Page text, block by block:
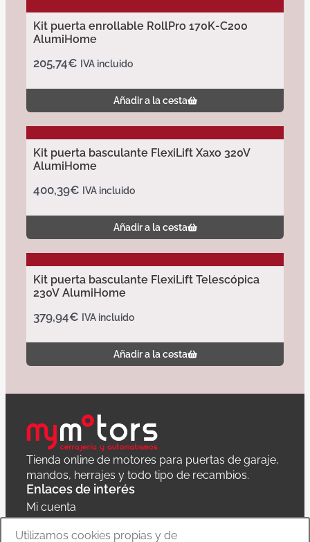
Kit puerta enrollable RollPro 170K-C200
AlumiHome
205,74€ IVA incluido
Añadir a la cesta
Kit puerta basculante FlexiLift Xaxo 320V
AlumiHome
400,39€ IVA incluido
Añadir a la cesta
Kit puerta basculante FlexiLift Telescópica
230V AlumiHome
379,94€ IVA incluido
Añadir a la cesta
Tienda online de motores para puertas de garaje,
mandos, herrajes y todo tipo de recambios.
Enlaces de interés
Mi cuenta
Política de privacidad
Utilizamos cookies propias y de